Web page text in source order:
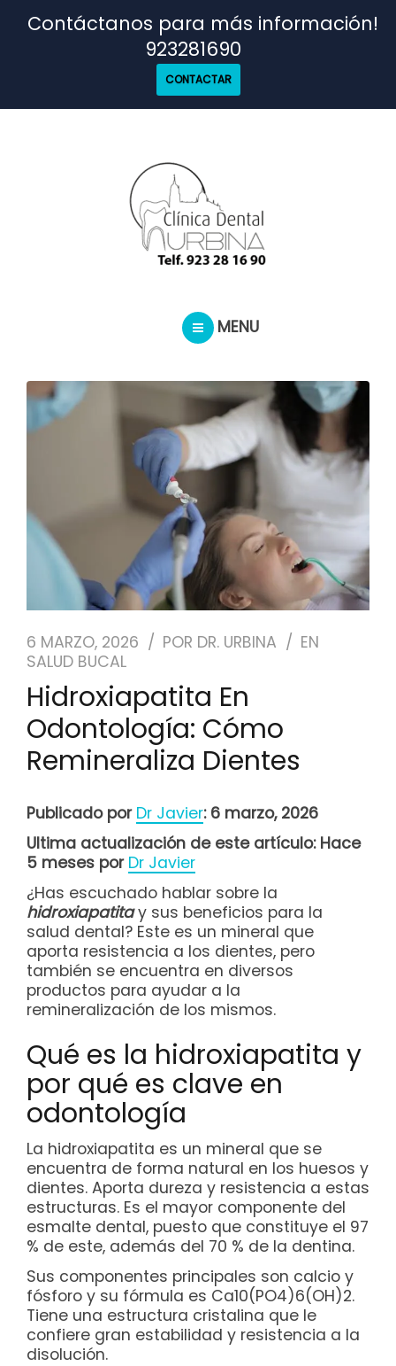
Contáctanos para más información!
923281690
CONTACTAR
MENU
TRATAMIENTOS
NUESTRO EQUIPO
SEGUROS DENTALES
6 MARZO, 2026 POR DR. URBINA
EN
SALUD BUCAL
Hidroxiapatita En
Odontología: Cómo
Remineraliza Dientes
Publicado por Dr Javier: 6 marzo, 2026
Ultima actualización de este artículo: Hace
5 meses por Dr Javier
¿Has escuchado hablar sobre la
hidroxiapatita y sus beneficios para la
salud dental? Este es un mineral que
aporta resistencia a los dientes, pero
también se encuentra en diversos
productos para ayudar a la
remineralización de los mismos.
Qué es la hidroxiapatita y
por qué es clave en
odontología
La hidroxiapatita es un mineral que se
encuentra de forma natural en los huesos y
dientes. Aporta dureza y resistencia a estas
estructuras. Es el mayor componente del
esmalte dental, puesto que constituye el 97
% de este, además del 70 % de la dentina.
Sus componentes principales son calcio y
fósforo y su fórmula es Ca10(PO4)6(OH)2.
Tiene una estructura cristalina que le
confiere gran estabilidad y resistencia a la
disolución.